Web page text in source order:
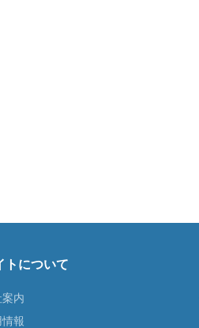
トについて
内
報